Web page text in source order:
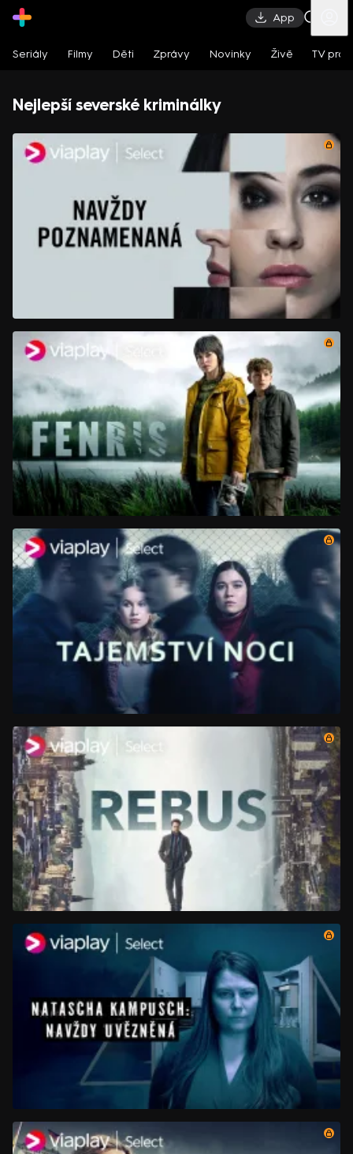
App
Seriály Filmy Děti Zprávy Novinky Živě TV
Nejlepší severské kriminálky